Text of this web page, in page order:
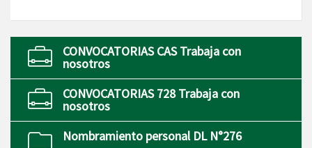
CONVOCATORIAS CAS Trabaja con
nosotros
CONVOCATORIAS 728 Trabaja con
nosotros
Nombramiento personal DL N°276